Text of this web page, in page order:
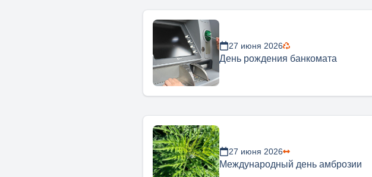
27 июня 2026
День рождения банкомата
27 июня 2026
Международный день амброзии